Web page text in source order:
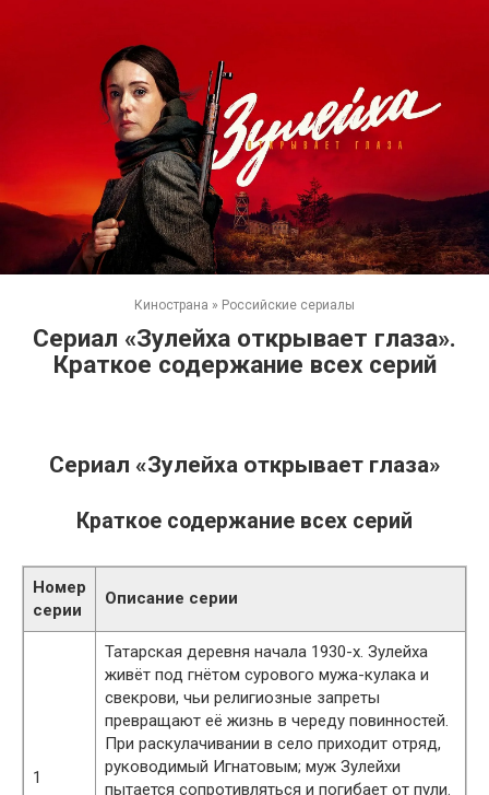
Кинострана » Российские сериалы
Сериал «Зулейха открывает глаза».
Краткое содержание всех серий
Сериал «Зулейха открывает глаза»
Краткое содержание всех серий
Номер
серии
Описание серии
1
Татарская деревня начала 1930-х. Зулейха
живёт под гнётом сурового мужа-кулака и
свекрови, чьи религиозные запреты
превращают её жизнь в череду повинностей.
При раскулачивании в село приходит отряд,
руководимый Игнатовым; муж Зулейхи
пытается сопротивляться и погибает от пули.